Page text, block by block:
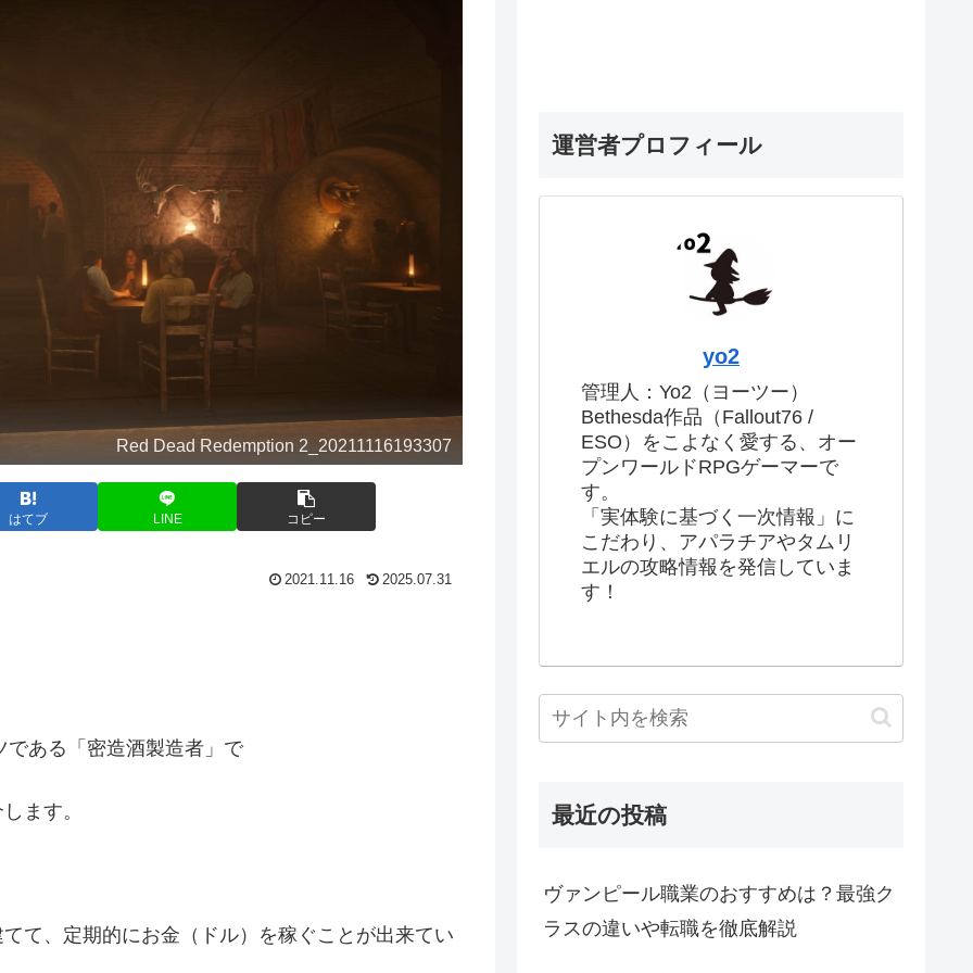
Red Dead Redemption 2_20211116193307
はてブ LINE コピー
2021.11.16 2025.07.31
ある「密造酒製造者」で
ます。
て、定期的にお金（ドル）を稼ぐことが出来てい
運営者プロフィール
yo2
管理人：Yo2（ヨーツー）
Bethesda作品（Fallout76 /
ESO）をこよなく愛する、オー
プンワールドRPGゲーマーで
す。
「実体験に基づく一次情報」に
こだわり、アパラチアやタムリ
エルの攻略情報を発信していま
す！
最近の投稿
ヴァンピール職業のおすすめは？最強ク
ラスの違いや転職を徹底解説